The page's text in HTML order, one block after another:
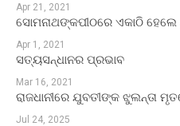
Apr 21, 2021
ସୋମନାଥଙ୍କପୀଠରେ ଏକାଠି
Apr 1, 2021
ସତ୍ୟସନ୍ଧାନର ପ୍ରଭାବ
Mar 16, 2021
ରାଜଧାନୀରେ ଯୁବତୀଙ୍କ ଝୁଲନ୍ତା
Jul 24, 2025